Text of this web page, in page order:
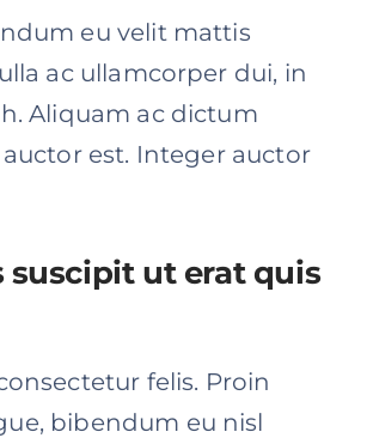
eu velit mattis
ac ullamcorper dui, in
Aliquam ac dictum
est. Integer auctor
suscipit ut erat quis
felis. Proin
bibendum eu nisl